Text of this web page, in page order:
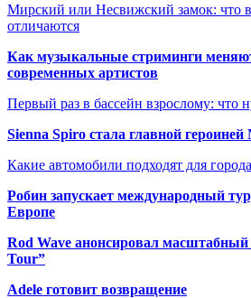
Мирский или Несвижский замок: что
отличаются
Как музыкальные стриминги
современных артистов
Первый раз в бассейн взрослому: что
Sienna Spiro стала главной
Какие автомобили подходят для
Робин запускает международный
Европе
Rod Wave анонсировал
Tour”
Adele готовит возвращение